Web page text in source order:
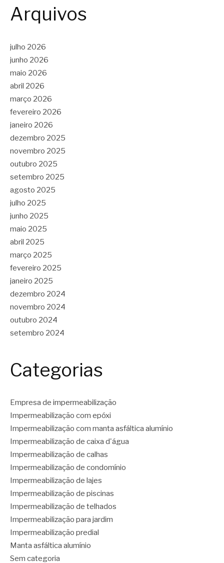
Arquivos
julho 2026
junho 2026
maio 2026
abril 2026
março 2026
fevereiro 2026
janeiro 2026
dezembro 2025
novembro 2025
outubro 2025
setembro 2025
agosto 2025
julho 2025
junho 2025
maio 2025
abril 2025
março 2025
fevereiro 2025
janeiro 2025
dezembro 2024
novembro 2024
outubro 2024
setembro 2024
Categorias
Empresa de impermeabilização
Impermeabilização com epóxi
Impermeabilização com manta asfáltica alumínio
Impermeabilização de caixa d'água
Impermeabilização de calhas
Impermeabilização de condomínio
Impermeabilização de lajes
Impermeabilização de piscinas
Impermeabilização de telhados
Impermeabilização para jardim
Impermeabilização predial
Manta asfáltica alumínio
Sem categoria